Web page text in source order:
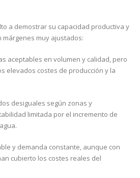
a demostrar su capacidad productiva y
muy ajustados:
aceptables en volumen y calidad, pero
elevados costes de producción y la
desiguales según zonas y
limitada por el incremento de
y demanda constante, aunque con
cubierto los costes reales del